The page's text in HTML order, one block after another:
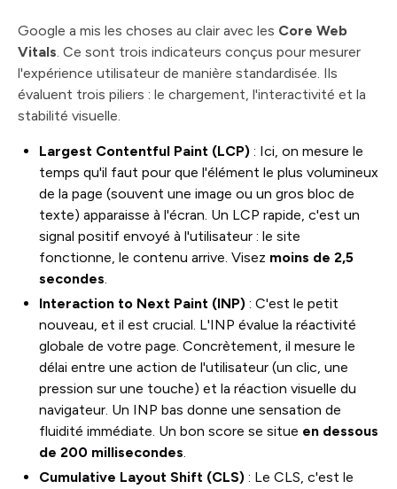
Google a mis les choses au clair avec les Core Web
Vitals. Ce sont trois indicateurs conçus pour mesurer
l'expérience utilisateur de manière standardisée. Ils
évaluent trois piliers : le chargement, l'interactivité et la
stabilité visuelle.
Largest Contentful Paint (LCP) : Ici, on mesure le
temps qu'il faut pour que l'élément le plus volumineux
de la page (souvent une image ou un gros bloc de
texte) apparaisse à l'écran. Un LCP rapide, c'est un
signal positif envoyé à l'utilisateur : le site
fonctionne, le contenu arrive. Visez moins de 2,5
secondes.
Interaction to Next Paint (INP) : C'est le petit
nouveau, et il est crucial. L'INP évalue la réactivité
globale de votre page. Concrètement, il mesure le
délai entre une action de l'utilisateur (un clic, une
pression sur une touche) et la réaction visuelle du
navigateur. Un INP bas donne une sensation de
fluidité immédiate. Un bon score se situe en dessous
de 200 millisecondes.
Cumulative Layout Shift (CLS) : Le CLS, c'est le